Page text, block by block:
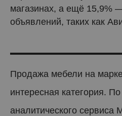
магазинах, а ещё 15,9%
объявлений, таких как
Продажа мебели на
интересная категория.
аналитического сервиса